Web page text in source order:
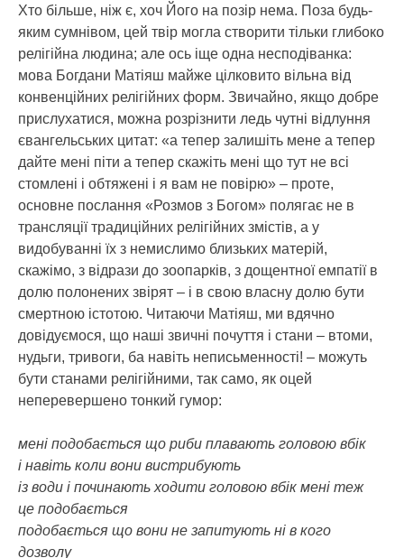
Хто більше, ніж є, хоч Його на позір нема. Поза будь-
яким сумнівом, цей твір могла створити тільки глибоко
релігійна людина; але ось іще одна несподіванка:
мова Богдани Матіяш майже цілковито вільна від
конвенційних релігійних форм. Звичайно, якщо добре
прислухатися, можна розрізнити ледь чутні відлуння
євангельських цитат: «а тепер залишіть мене а тепер
дайте мені піти а тепер скажіть мені що тут не всі
стомлені і обтяжені і я вам не повірю» – проте,
основне послання «Розмов з Богом» полягає не в
трансляції традиційних релігійних змістів, а у
видобуванні їх з немислимо близьких матерій,
скажімо, з відрази до зоопарків, з дощентної емпатії в
долю полонених звірят – і в свою власну долю бути
смертною істотою. Читаючи Матіяш, ми вдячно
довідуємося, що наші звичні почуття і стани – втоми,
нудьги, тривоги, ба навіть неписьменності! – можуть
бути станами релігійними, так само, як оцей
неперевершено тонкий гумор:
мені подобається що риби плавають головою вбік
і навіть коли вони вистрибують
із води і починають ходити головою вбік мені теж
це подобається
подобається що вони не запитують ні в кого
дозволу